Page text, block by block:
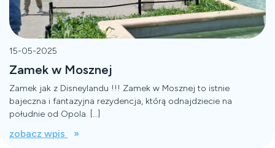
15-05-2025
Zamek w Mosznej
Zamek jak z Disneylandu !!! Zamek w Mosznej to istnie
bajeczna i fantazyjna rezydencja, którą odnajdziecie na
południe od Opola. […]
zobacz wpis